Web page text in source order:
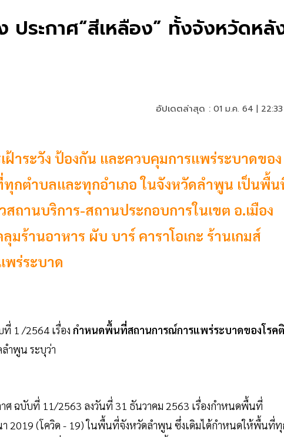
ประกาศ“สีเหลือง” ทั้งจังหวัดหลั
อัปเดตล่าสุด : 01 ม.ค. 64 |
าระวัง ป้องกัน และควบคุมการแพร่ระบาดของ
ทุกตำบลและทุกอำเภอ ในจังหวัดลำพูน เป็นพื้
สถานบริการ-สถานประกอบการในเขต อ.เมือง
ร้านอาหาร ผับ บาร์ คาราโอเกะ ร้านเกมส์
พร่ระบาด
1 /2564 เรื่อง กำหนดพื้นที่สถานการณ์การแพร่ระบาดของโรค
ำพูน ระบุว่า
ศ ฉบับที่ 11/2563 ลงวันที่ 31 ธันวาคม 2563 เรื่องกำหนดพื้นที่
า 2019 (โควิด - 19) ในพื้นที่จังหวัดลำพูน ซึ่งเดิมได้กำหนดให้พื้นที่